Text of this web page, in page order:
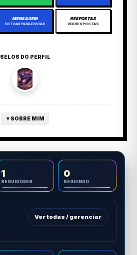
MENSAGEM
ENTRAR PARA ENVIAR
RESPOSTAS
VER RESPOSTAS
SELOS DO PERFIL
▼ SOBRE MIM
1
SEGUIDORES
0
SEGUINDO
Ver todas / gerenciar